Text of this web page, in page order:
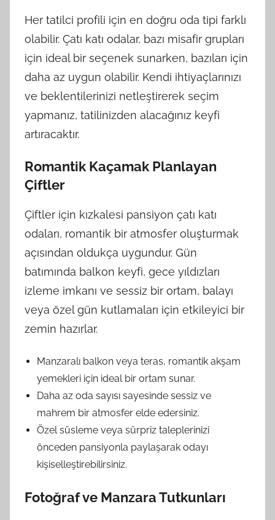
Her tatilci profili için en doğru oda tipi farklı
olabilir. Çatı katı odalar, bazı misafir grupları
için ideal bir seçenek sunarken, bazıları için
daha az uygun olabilir. Kendi ihtiyaçlarınızı
ve beklentilerinizi netleştirerek seçim
yapmanız, tatilinizden alacağınız keyfi
artıracaktır.
Romantik Kaçamak Planlayan
Çiftler
Çiftler için kızkalesi pansiyon çatı katı
odaları, romantik bir atmosfer oluşturmak
açısından oldukça uygundur. Gün
batımında balkon keyfi, gece yıldızları
izleme imkanı ve sessiz bir ortam, balayı
veya özel gün kutlamaları için etkileyici bir
zemin hazırlar.
Manzaralı balkon veya teras, romantik akşam
yemekleri için ideal bir ortam sunar.
Daha az oda sayısı sayesinde sessiz ve
mahrem bir atmosfer elde edersiniz.
Özel süsleme veya sürpriz taleplerinizi
önceden pansiyonla paylaşarak odayı
kişiselleştirebilirsiniz.
Fotoğraf ve Manzara Tutkunları